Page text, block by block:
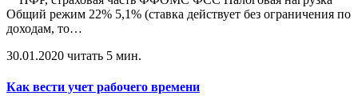
Общий режим 22% 5,1% (ставка действует без ограничения по
доходам, то…
30.01.2020 читать 5 мин.
Как вести учет рабочего времени